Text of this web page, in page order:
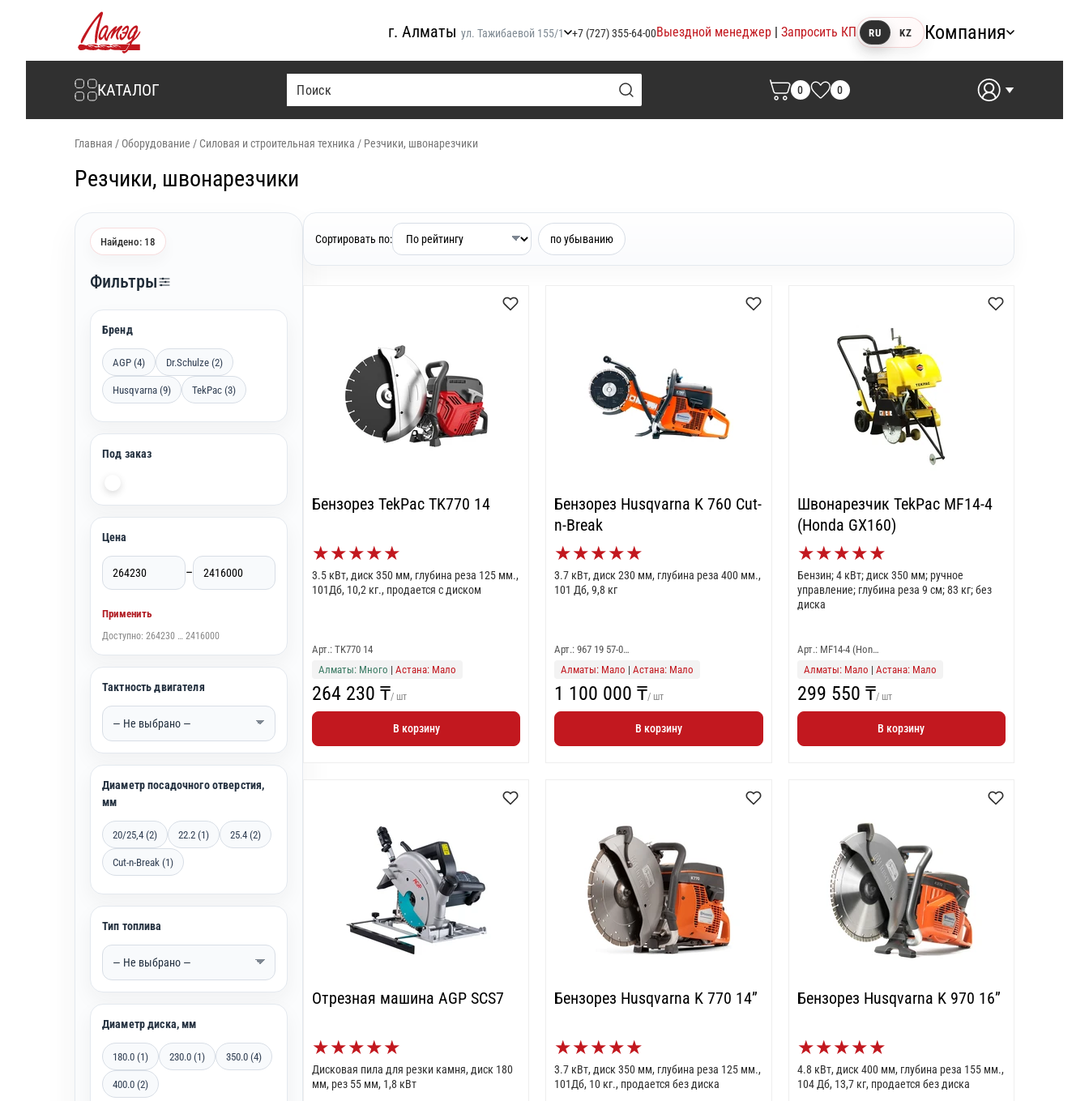
Интернет-магазин Ламэд
г. Алматы ул. Тажибаевой 155/1 +7 (727) 355-64-00Выездной менеджер | Запросить КП RU KZ Компания
КАТАЛОГ 0 0
Главная / Оборудование / Силовая и строительная техника / Резчики, швонарезчики
Резчики, швонарезчики
Найдено: 18
Фильтры
Бренд
AGP (4) Dr.Schulze (2)
Husqvarna (9) TekPac (3)
Под заказ
Цена
–
Применить
Доступно: 264230 … 2416000
Тактность двигателя
Диаметр посадочного отверстия,
мм
20/25,4 (2) 22.2 (1) 25.4 (2)
Cut-n-Break (1)
Тип топлива
Диаметр диска, мм
180.0 (1) 230.0 (1) 350.0 (4)
400.0 (2)
Сортировать по: по убыванию
Бензорез TekPac TK770 14
★★★★★
3.5 кВт, диск 350 мм, глубина реза 125 мм.,
101Дб, 10,2 кг., продается с диском
Арт.: TK770 14
Алматы: Много | Астана: Мало
264 230 ₸/ шт
В корзину
Бензорез Husqvarna K 760 Cut-
n-Break
★★★★★
3.7 кВт, диск 230 мм, глубина реза 400 мм.,
101 Дб, 9,8 кг
Арт.: 967 19 57-0…
Алматы: Мало |Астана: Мало
1 100 000 ₸/ шт
В корзину
Швонарезчик TekPac MF14-4
(Honda GX160)
★★★★★
Бензин; 4 кВт; диск 350 мм; ручное
управление; глубина реза 9 см; 83 кг; без
диска
Арт.: MF14-4 (Hon…
Алматы: Мало | Астана: Мало
299 550 ₸/ шт
В корзину
Отрезная машина AGP SCS7
★★★★★
Дисковая пила для резки камня, диск 180
мм, рез 55 мм, 1,8 кВт
Бензорез Husqvarna K 770 14”
★★★★★
3.7 кВт, диск 350 мм, глубина реза 125 мм.,
101Дб, 10 кг., продается без диска
Бензорез Husqvarna K 970 16”
★★★★★
4.8 кВт, диск 400 мм, глубина реза 155 мм.,
104 Дб, 13,7 кг, продается без диска